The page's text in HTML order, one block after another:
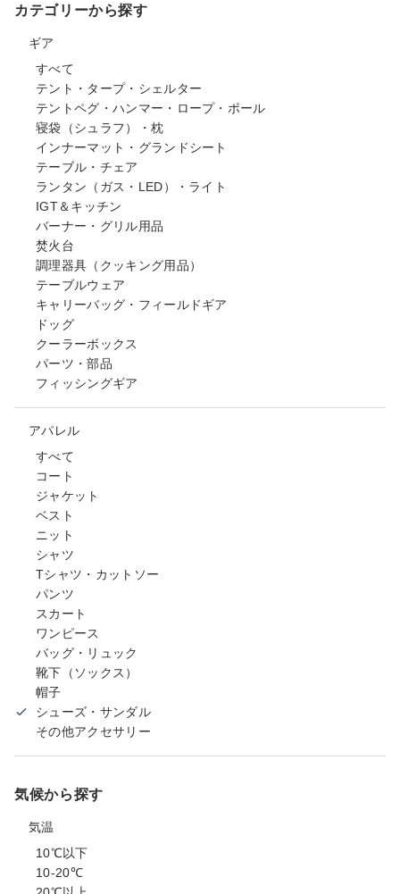
カテゴリーから探す
ギア
すべて
テント・タープ・シェルター
テントペグ・ハンマー・ロープ・ポール
寝袋（シュラフ）・枕
インナーマット・グランドシート
テーブル・チェア
ランタン（ガス・LED）・ライト
IGT＆キッチン
バーナー・グリル用品
焚火台
調理器具（クッキング用品）
テーブルウェア
キャリーバッグ・フィールドギア
ドッグ
クーラーボックス
パーツ・部品
フィッシングギア
アパレル
すべて
コート
ジャケット
ベスト
ニット
シャツ
Tシャツ・カットソー
パンツ
スカート
ワンピース
バッグ・リュック
靴下（ソックス）
帽子
シューズ・サンダル
その他アクセサリー
気候から探す
気温
10℃以下
10-20℃